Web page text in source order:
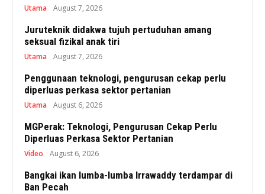
Utama August 7, 2026
Juruteknik didakwa tujuh pertuduhan amang
seksual fizikal anak tiri
Utama August 7, 2026
Penggunaan teknologi, pengurusan cekap perlu
diperluas perkasa sektor pertanian
Utama August 6, 2026
MGPerak: Teknologi, Pengurusan Cekap Perlu
Diperluas Perkasa Sektor Pertanian
Video August 6, 2026
Bangkai ikan lumba-lumba Irrawaddy terdampar di
Ban Pecah